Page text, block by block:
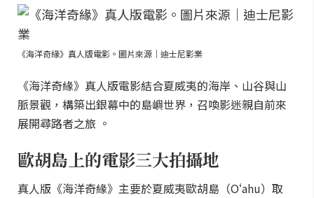
《海洋奇緣》真人版電影。圖片來源｜迪士尼影業
《海洋奇緣》真人版電影結合夏威夷的海岸、山谷與山
脈景觀，構築出銀幕中的島嶼世界，召喚影迷親自前來
展開尋路者之旅 。
歐胡島上的電影三大拍攝地
真人版《海洋奇緣》主要於夏威夷歐胡島（Oʻahu）取